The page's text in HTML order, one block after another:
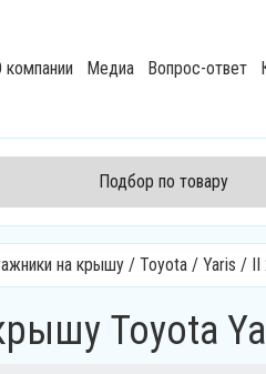
компании Медиа Вопрос-ответ
Подбор по товару
на крышу /Toyota /Yaris / II
Toyota